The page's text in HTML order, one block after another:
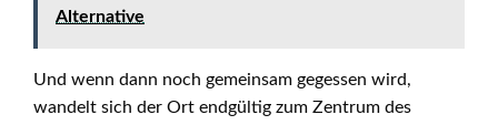
Alternative
Und wenn dann noch gemeinsam gegessen wird,
wandelt sich der Ort endgültig zum Zentrum des